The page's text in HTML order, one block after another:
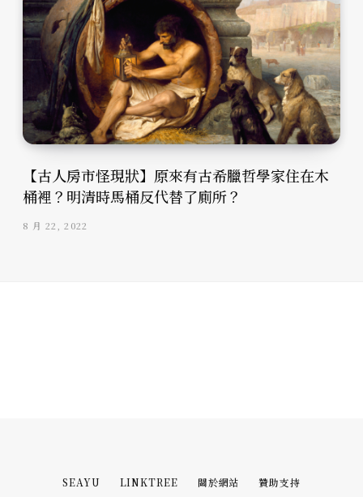
【古人房市怪現狀】原來有古希臘哲學家住在木
桶裡？明清時馬桶反代替了廁所？
8 月 22, 2022
SEAYU LINKTREE 關於網站 贊助支持